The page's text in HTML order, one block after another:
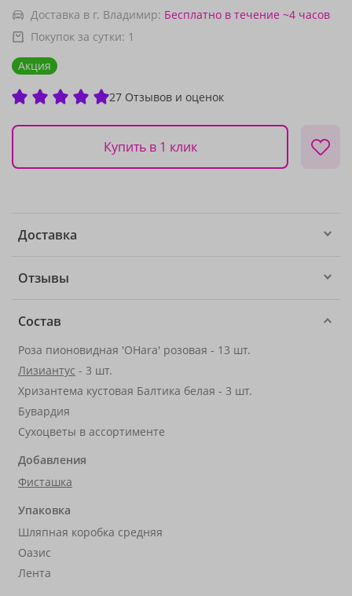
Доставка в г. Владимир: Бесплатно в течение ~4 часов
Покупок за сутки: 1
Акция
27 Отзывов и оценок
Купить в 1 клик
Доставка
Отзывы
Состав
Роза пионовидная 'OHara' розовая - 13 шт.
Лизиантус - 3 шт.
Хризантема кустовая Балтика белая - 3 шт.
Бувардия
Сухоцветы в ассортименте
Добавления
Фисташка
Упаковка
Шляпная коробка средняя
Оазис
Лента